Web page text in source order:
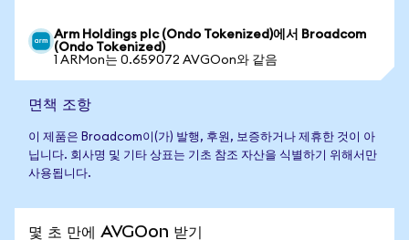
Arm Holdings plc (Ondo Tokenized)에서 Broadcom
(Ondo Tokenized)
1 ARMon는 0.659072 AVGOon와 같음
면책 조항
이 제품은 Broadcom이(가) 발행, 후원, 보증하거나 제휴한 것이 아
닙니다. 회사명 및 기타 상표는 기초 참조 자산을 식별하기 위해서만
사용됩니다.
몇 초 만에 AVGOon 받기